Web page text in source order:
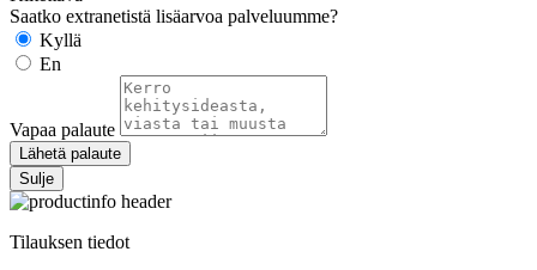
Saatko extranetistä lisäarvoa palveluumme?
Kyllä
En
Vapaa palaute
Lähetä palaute
Sulje
Tilauksen tiedot